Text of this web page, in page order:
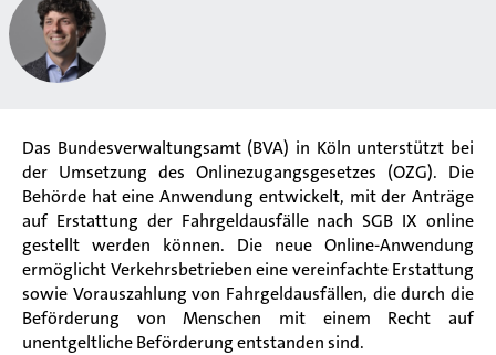
Das Bundesverwaltungsamt (BVA) in Köln unterstützt bei
der Umsetzung des Onlinezugangsgesetzes (OZG). Die
Behörde hat eine Anwendung entwickelt, mit der Anträge
auf Erstattung der Fahrgeldausfälle nach SGB IX online
gestellt werden können. Die neue Online-Anwendung
ermöglicht Verkehrsbetrieben eine vereinfachte Erstattung
sowie Vorauszahlung von Fahrgeldausfällen, die durch die
Beförderung von Menschen mit einem Recht auf
unentgeltliche Beförderung entstanden sind.